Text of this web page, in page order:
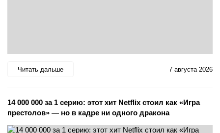
Читать дальше 7 августа 2026
14 000 000 за 1 серию: этот хит Netflix стоил как «Игра
престолов» — но в кадре ни одного дракона